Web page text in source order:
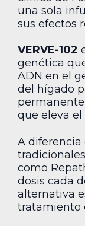
una sola
sus efectos
VERVE-102
genética
ADN en el
del hígado
que eleva el
A diferencia
como
dosis cada
alternativa
tratamiento